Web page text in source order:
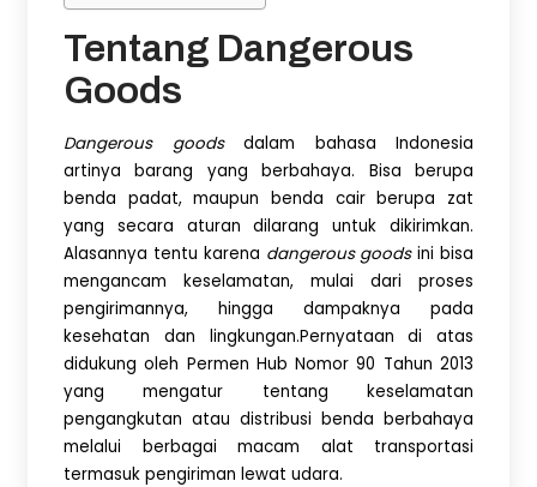
Tentang Dangerous
Goods
Dangerous goodsdalam bahasa Indonesia
artinya barang yang berbahaya. Bisa berupa
benda padat, maupun benda cair berupa zat
yang secara aturan dilarang untuk dikirimkan.
Alasannya tentu karena dangerous goodsini bisa
mengancam keselamatan, mulai dari proses
pengirimannya, hingga dampaknya pada
kesehatan dan lingkungan.Pernyataan di atas
didukung oleh Permen Hub Nomor 90 Tahun 2013
yang mengatur tentang keselamatan
pengangkutan atau distribusi benda berbahaya
melalui berbagai macam alat transportasi
termasuk pengiriman lewat udara.